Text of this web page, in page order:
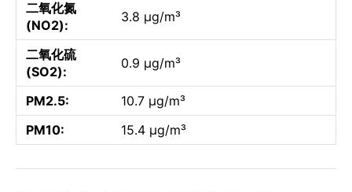
二氧化氮
(NO2):
3.8 µg/m³
二氧化硫
(SO2):
0.9 µg/m³
PM2.5:
10.7 µg/m³
PM10:
15.4 µg/m³